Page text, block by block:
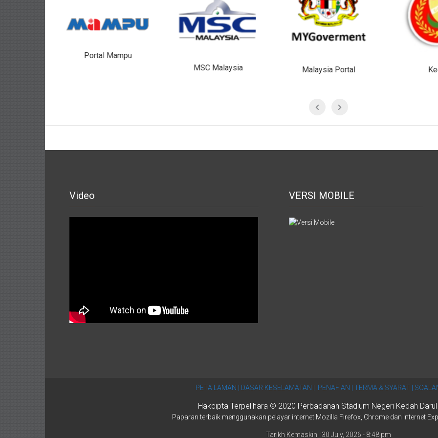
Portal Mampu
MSC Malaysia
Malaysia Portal
Video VERSI MOBILE
PETA LAMAN | DASAR KESELAMATAN | PENAFIAN | TERMA & SYARAT |
Hakcipta Terpelihara © 2020 Perbadanan Stadium Negeri Kedah
Paparan terbaik menggunakan pelayar internet Mozilla Firefox, Chrome dan Internet
Tarikh Kemaskini :30 July, 2026 - 8:48 pm